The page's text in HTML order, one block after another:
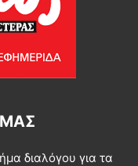
διαλόγου για τα